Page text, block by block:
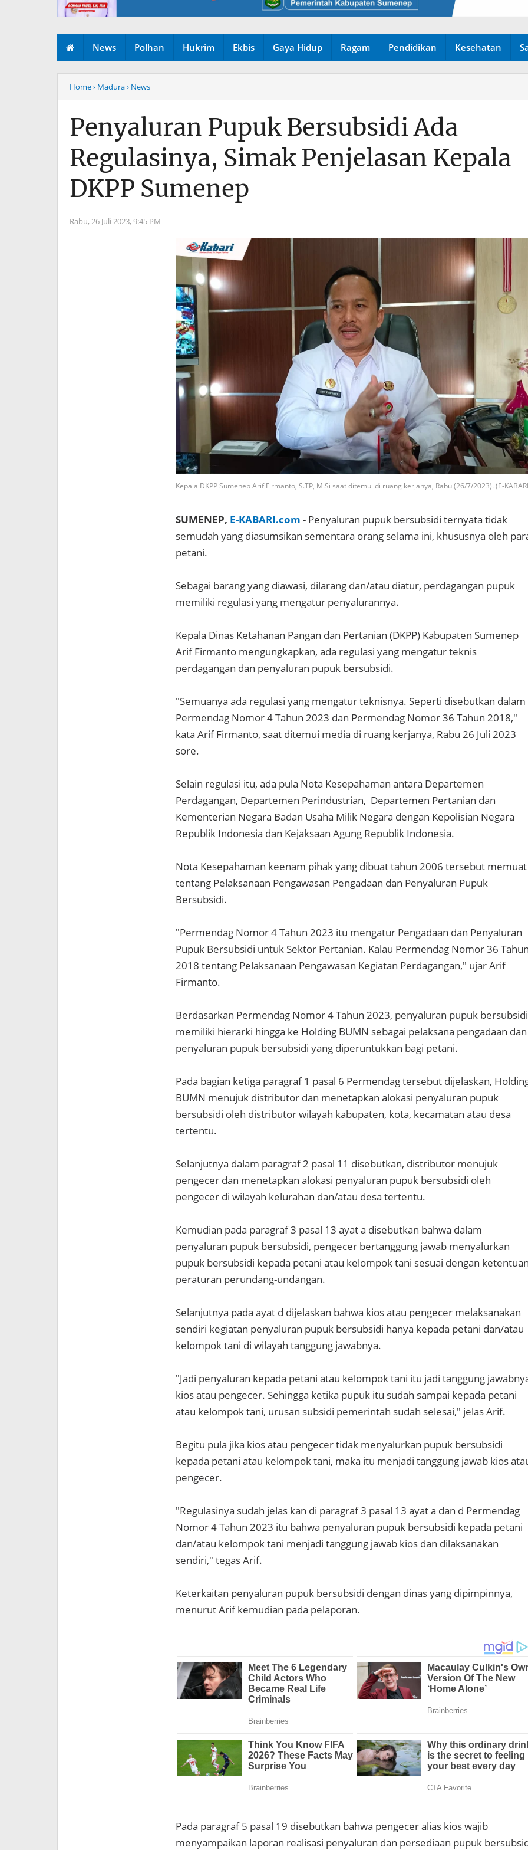
News Polhan Hukrim Ekbis Gaya Hidup Ragam Pendidikan Kesehatan
Home› Madura› News
Penyaluran Pupuk Bersubsidi Ada
Regulasinya, Simak Penjelasan Kepala
DKPP Sumenep
Rabu, 26 Juli 2023, 9:45 PM
Kepala DKPP Sumenep Arif Firmanto, S.TP, M.Si saat ditemui di ruang kerjanya, Rabu (26/7/2023). (E-
SUMENEP, E-KABARI.com - Penyaluran pupuk bersubsidi ternyata tidak
semudah yang diasumsikan sementara orang selama ini, khususnya oleh
petani.
Sebagai barang yang diawasi, dilarang dan/atau diatur, perdagangan pupuk
memiliki regulasi yang mengatur penyalurannya.
Kepala Dinas Ketahanan Pangan dan Pertanian (DKPP) Kabupaten Sumenep
Arif Firmanto mengungkapkan, ada regulasi yang mengatur teknis
perdagangan dan penyaluran pupuk bersubsidi.
"Semuanya ada regulasi yang mengatur teknisnya. Seperti disebutkan dalam
Permendag Nomor 4 Tahun 2023 dan Permendag Nomor 36 Tahun 2018,"
kata Arif Firmanto, saat ditemui media di ruang kerjanya, Rabu 26 Juli 2023
sore.
Selain regulasi itu, ada pula Nota Kesepahaman antara Departemen
Perdagangan, Departemen Perindustrian, Departemen Pertanian dan
Kementerian Negara Badan Usaha Milik Negara dengan Kepolisian Negara
Republik Indonesia dan Kejaksaan Agung Republik Indonesia.
Nota Kesepahaman keenam pihak yang dibuat tahun 2006 tersebut memuat
tentang Pelaksanaan Pengawasan Pengadaan dan Penyaluran Pupuk
Bersubsidi.
"Permendag Nomor 4 Tahun 2023 itu mengatur Pengadaan dan Penyaluran
Pupuk Bersubsidi untuk Sektor Pertanian. Kalau Permendag Nomor 36
2018 tentang Pelaksanaan Pengawasan Kegiatan Perdagangan," ujar Arif
Firmanto.
Berdasarkan Permendag Nomor 4 Tahun 2023, penyaluran pupuk bersubsidi
memiliki hierarki hingga ke Holding BUMN sebagai pelaksana pengadaan dan
penyaluran pupuk bersubsidi yang diperuntukkan bagi petani.
Pada bagian ketiga paragraf 1 pasal 6 Permendag tersebut dijelaskan,
BUMN menujuk distributor dan menetapkan alokasi penyaluran pupuk
bersubsidi oleh distributor wilayah kabupaten, kota, kecamatan atau desa
tertentu.
Selanjutnya dalam paragraf 2 pasal 11 disebutkan, distributor menujuk
pengecer dan menetapkan alokasi penyaluran pupuk bersubsidi oleh
pengecer di wilayah kelurahan dan/atau desa tertentu.
Kemudian pada paragraf 3 pasal 13 ayat a disebutkan bahwa dalam
penyaluran pupuk bersubsidi, pengecer bertanggung jawab menyalurkan
pupuk bersubsidi kepada petani atau kelompok tani sesuai dengan
peraturan perundang-undangan.
Selanjutnya pada ayat d dijelaskan bahwa kios atau pengecer melaksanakan
sendiri kegiatan penyaluran pupuk bersubsidi hanya kepada petani dan/atau
kelompok tani di wilayah tanggung jawabnya.
"Jadi penyaluran kepada petani atau kelompok tani itu jadi tanggung
kios atau pengecer. Sehingga ketika pupuk itu sudah sampai kepada petani
atau kelompok tani, urusan subsidi pemerintah sudah selesai," jelas Arif.
Begitu pula jika kios atau pengecer tidak menyalurkan pupuk bersubsidi
kepada petani atau kelompok tani, maka itu menjadi tanggung jawab kios
pengecer.
"Regulasinya sudah jelas kan di paragraf 3 pasal 13 ayat a dan d Permendag
Nomor 4 Tahun 2023 itu bahwa penyaluran pupuk bersubsidi kepada petani
dan/atau kelompok tani menjadi tanggung jawab kios dan dilaksanakan
sendiri," tegas Arif.
Keterkaitan penyaluran pupuk bersubsidi dengan dinas yang dipimpinnya,
menurut Arif kemudian pada pelaporan.
Pada paragraf 5 pasal 19 disebutkan bahwa pengecer alias kios wajib
menyampaikan laporan realisasi penyaluran dan persediaan pupuk